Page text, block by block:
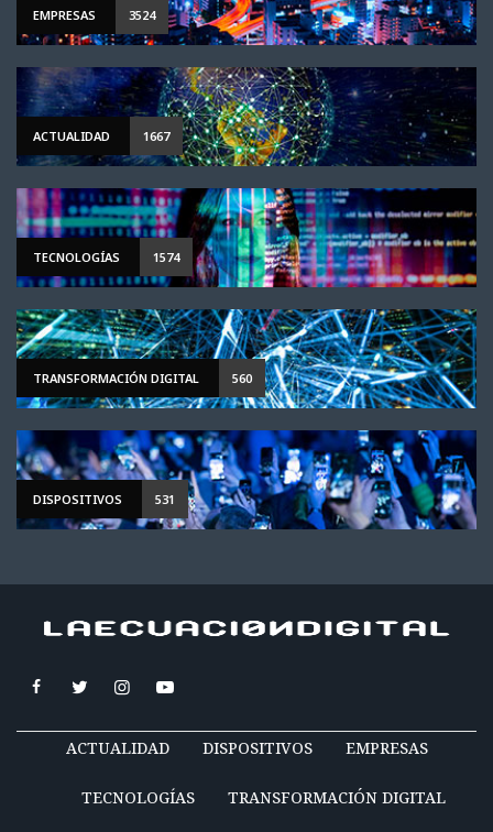
EMPRESAS 3524
ACTUALIDAD 1667
TECNOLOGÍAS 1574
TRANSFORMACIÓN DIGITAL 560
DISPOSITIVOS 531
ACTUALIDAD DISPOSITIVOS EMPRESAS
TECNOLOGÍAS TRANSFORMACIÓN DIGITAL